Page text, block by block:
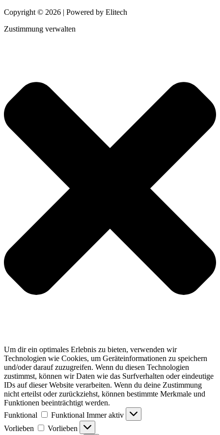
Copyright © 2026 | Powered by Elitech
Zustimmung verwalten
Um dir ein optimales Erlebnis zu bieten, verwenden wir
Technologien wie Cookies, um Geräteinformationen zu speichern
und/oder darauf zuzugreifen. Wenn du diesen Technologien
zustimmst, können wir Daten wie das Surfverhalten oder eindeutige
IDs auf dieser Website verarbeiten. Wenn du deine Zustimmung
nicht erteilst oder zurückziehst, können bestimmte Merkmale und
Funktionen beeinträchtigt werden.
Funktional
Funktional Immer aktiv
Vorlieben
Vorlieben